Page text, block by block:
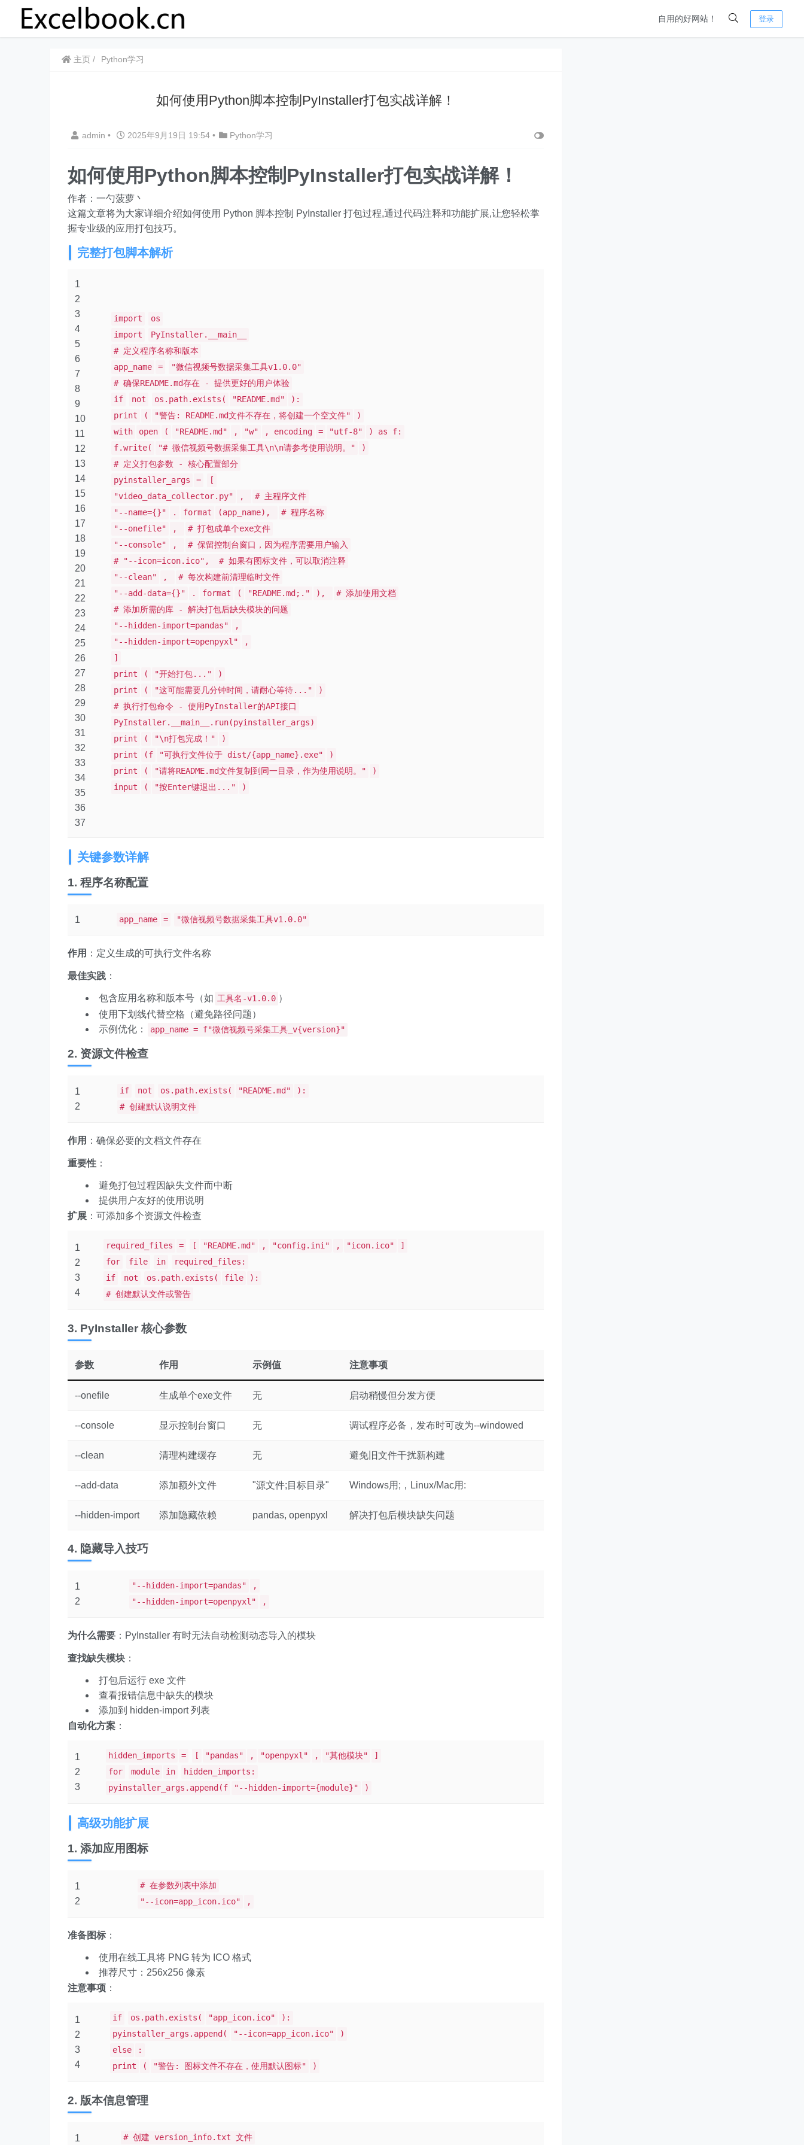
自用的好网站！ 登录
主页 Python学习
如何使用Python脚本控制PyInstaller打包实战详解！
admin • 2025年9月19日 19:54 • Python学习
如何使用Python脚本控制PyInstaller打包实战详解！
作者：一勺菠萝丶
这篇文章将为大家详细介绍如何使用 Python 脚本控制 PyInstaller 打包过程,通过代码注释和功能扩展,让您轻松掌
握专业级的应用打包技巧。
完整打包脚本解析
1
2
3
4
5
6
7
8
9
10
11
12
13
14
15
16
17
18
19
20
21
22
23
24
25
26
27
28
29
30
31
32
33
34
35
36
37
import
os
import
PyInstaller.__main__
# 定义程序名称和版本
app_name
=
"微信视频号数据采集工具v1.0.0"
# 确保README.md存在 - 提供更好的用户体验
if
not os.path.exists( "README.md"
):
print
( "警告: README.md文件不存在，将创建一个空文件"
)
with
open ( "README.md" , "w" , encoding = "utf-8"
) as f:
f.write(
"# 微信视频号数据采集工具\n\n请参考使用说明。"
)
# 定义打包参数 - 核心配置部分
pyinstaller_args
=
[
"video_data_collector.py"
,
# 主程序文件
"--name={}"
. format (app_name),
# 程序名称
"--onefile"
,
# 打包成单个exe文件
"--console"
,
# 保留控制台窗口，因为程序需要用户输入
# "--icon=icon.ico", # 如果有图标文件，可以取消注释
"--clean"
,
# 每次构建前清理临时文件
"--add-data={}"
. format ( "README.md;." ),
# 添加使用文档
# 添加所需的库 - 解决打包后缺失模块的问题
"--hidden-import=pandas"
,
"--hidden-import=openpyxl"
,
]
print
( "开始打包..."
)
print
( "这可能需要几分钟时间，请耐心等待..."
)
# 执行打包命令 - 使用PyInstaller的API接口
PyInstaller.__main__.run(pyinstaller_args)
print
( "\n打包完成！"
)
print
(f "可执行文件位于 dist/{app_name}.exe"
)
print
( "请将README.md文件复制到同一目录，作为使用说明。"
)
input
( "按Enter键退出..." )
关键参数详解
1. 程序名称配置
1 app_name = "微信视频号数据采集工具v1.0.0"
作用 ：定义生成的可执行文件名称
最佳实践 ：
包含应用名称和版本号（如 工具名-v1.0.0 ）
使用下划线代替空格（避免路径问题）
示例优化：
app_name = f"微信视频号采集工具_v{version}"
2. 资源文件检查
1
2
if not os.path.exists( "README.md"
):
# 创建默认说明文件
作用 ：确保必要的文档文件存在
重要性 ：
避免打包过程因缺失文件而中断
提供用户友好的使用说明
扩展 ：可添加多个资源文件检查
1
2
3
4
required_files = [ "README.md" , "config.ini" , "icon.ico"
]
for
file in
required_files:
if
not os.path.exists( file
):
# 创建默认文件或警告
3. PyInstaller 核心参数
参数 作用 示例值 注意事项
--onefile 生成单个exe文件 无 启动稍慢但分发方便
--console 显示控制台窗口 无 调试程序必备，发布时可改为--windowed
--clean 清理构建缓存 无 避免旧文件干扰新构建
--add-data 添加额外文件 "源文件;目标目录" Windows用;，Linux/Mac用:
--hidden-import 添加隐藏依赖 pandas, openpyxl 解决打包后模块缺失问题
4. 隐藏导入技巧
1
2
"--hidden-import=pandas"
,
"--hidden-import=openpyxl"
,
为什么需要 ：PyInstaller 有时无法自动检测动态导入的模块
查找缺失模块 ：
打包后运行 exe 文件
查看报错信息中缺失的模块
添加到 hidden-import 列表
自动化方案 ：
1
2
3
hidden_imports = [ "pandas" , "openpyxl" , "其他模块"
]
for
module in
hidden_imports:
pyinstaller_args.append(f
"--hidden-import={module}" )
高级功能扩展
1. 添加应用图标
1
2
# 在参数列表中添加
"--icon=app_icon.ico"
,
准备图标 ：
使用在线工具将 PNG 转为 ICO 格式
推荐尺寸：256x256 像素
注意事项 ：
1
2
3
4
if os.path.exists( "app_icon.ico"
):
pyinstaller_args.append(
"--icon=app_icon.ico"
)
else
:
print
( "警告: 图标文件不存在，使用默认图标" )
2. 版本信息管理
1 # 创建 version_info.txt 文件